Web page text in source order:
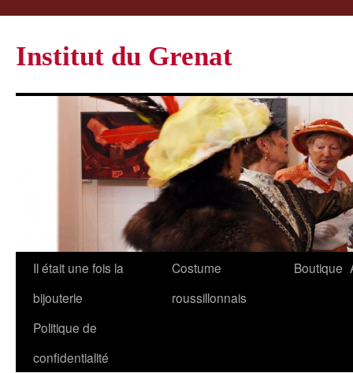
Institut du Grenat
Il était une fois la
bijouterie
Costume
roussillonnais
Boutique
Politique de
confidentialité